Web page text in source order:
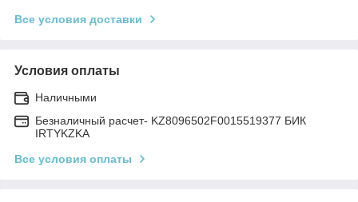
Все условия доставки
Условия оплаты
Наличными
Безналичный расчет- KZ8096502F0015519377 БИК
IRTYKZKA
Все условия оплаты